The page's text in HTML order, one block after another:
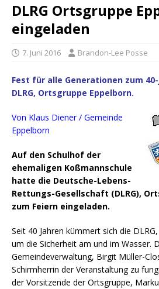
DLRG Ortsgruppe
eingeladen
7. Juni 2016 Brandon-Lee Posse
Fest für alle Generationen zum
DLRG, Ortsgruppe Eppelborn.
Von Klaus Diener / Gemeinde
Eppelborn
Auf den Schulhof der
ehemaligen Koßmannschule
hatte die Deutsche-Lebens-
Rettungs-Gesellschaft (DLRG),
zum Feiern eingeladen.
Seit 40 Jahren kümmert sich die
um die Sicherheit am und im Wasser.
Gemeindeverwaltung, Birgit Müller-
Schirmherrin der Veranstaltung zu
der Vorsitzende der Ortsgruppe,